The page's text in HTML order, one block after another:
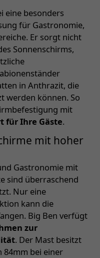
eine besonders
für Gastronomie,
Er sorgt nicht
Sonnenschirms,
in Anthrazit, die
werden können. So
mit
für Ihre Gäste.
mit hoher
Gastronomie mit
sind überraschend
Nur eine
kann die
Big Ben verfügt
zur
. Der Mast besitzt
84mm bei einer